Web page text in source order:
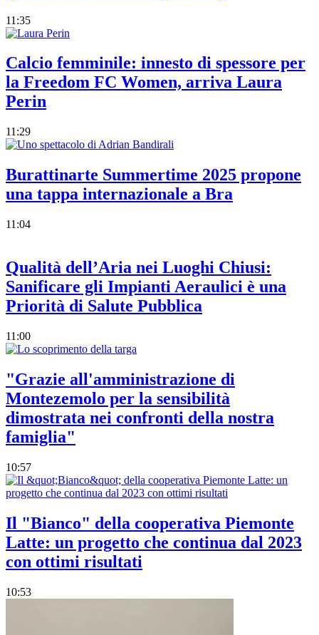
11:35
Calcio femminile: innesto di spessore per
la Freedom FC Women, arriva Laura
Perin
11:29
Burattinarte Summertime 2025 propone
una tappa internazionale a Bra
11:04
Qualità dell’Aria nei Luoghi Chiusi:
Sanificare gli Impianti Aeraulici è una
Priorità di Salute Pubblica
11:00
"Grazie all'amministrazione di
Montezemolo per la sensibilità
dimostrata nei confronti della nostra
famiglia"
10:57
Il "Bianco" della cooperativa Piemonte
Latte: un progetto che continua dal 2023
con ottimi risultati
10:53